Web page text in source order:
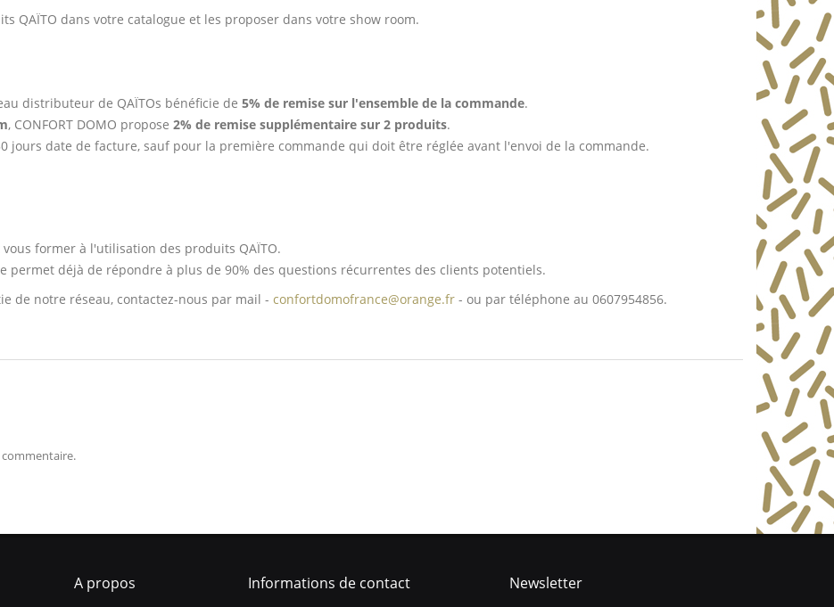
QAÏTO dans votre catalogue et les proposer dans votre show room.
distributeur de QAÏTOs bénéficie de 5% de remise sur l'ensemble de la commande.
, CONFORT DOMO propose 2% de remise supplémentaire sur 2 produits.
jours date de facture, sauf pour la première commande qui doit être réglée avant l'envoi de la commande.
vous former à l'utilisation des produits QAÏTO.
permet déjà de répondre à plus de 90% des questions récurrentes des clients potentiels.
de notre réseau, contactez-nous par mail - confortdomofrance@orange.fr - ou par téléphone au 0607954856.
A propos Informations de contact Newsletter